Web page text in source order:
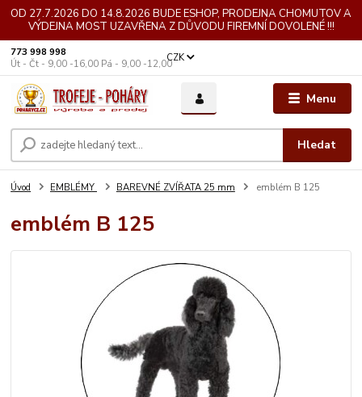
OD 27.7.2026 DO 14.8.2026 BUDE ESHOP, PRODEJNA CHOMUTOV A
VÝDEJNA MOST UZAVŘENA Z DŮVODU FIREMNÍ DOVOLENÉ !!!
Menu
CZK
Hledat
773 998 998
Út - Čt - 9,00 -16,00 Pá - 9,00 -12,00
Úvod EMBLÉMY BAREVNÉ ZVÍŘATA 25 mm emblém B 125
emblém B 125